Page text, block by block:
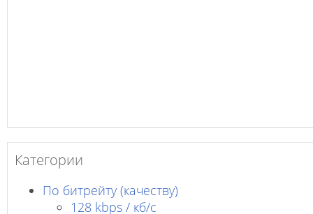
Категории
По битрейту (качеству)
128 kbps / кб/c